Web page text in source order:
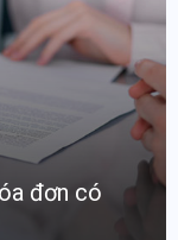
đơn có